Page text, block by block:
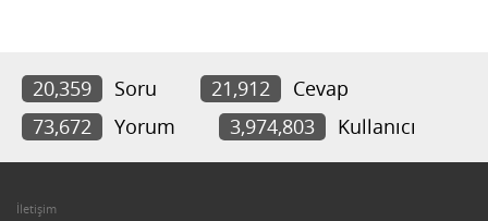
20,359 Soru 21,912
Cevap
73,672
Yorum 3,974,803 Kullanıcı
İletişim